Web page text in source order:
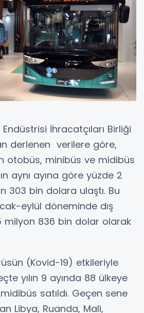
İhracatçıları Birliği
derlenen verilere göre,
otobüs, minibüs ve midibüs
aynı ayına göre yüzde 2
303 bin dolara ulaştı. Bu
eylül döneminde dış
milyon 836 bin dolar olarak
(Kovid-19) etkileriyle
yılın 9 ayında 88 ülkeye
satıldı. Geçen sene
Libya, Ruanda, Mali,